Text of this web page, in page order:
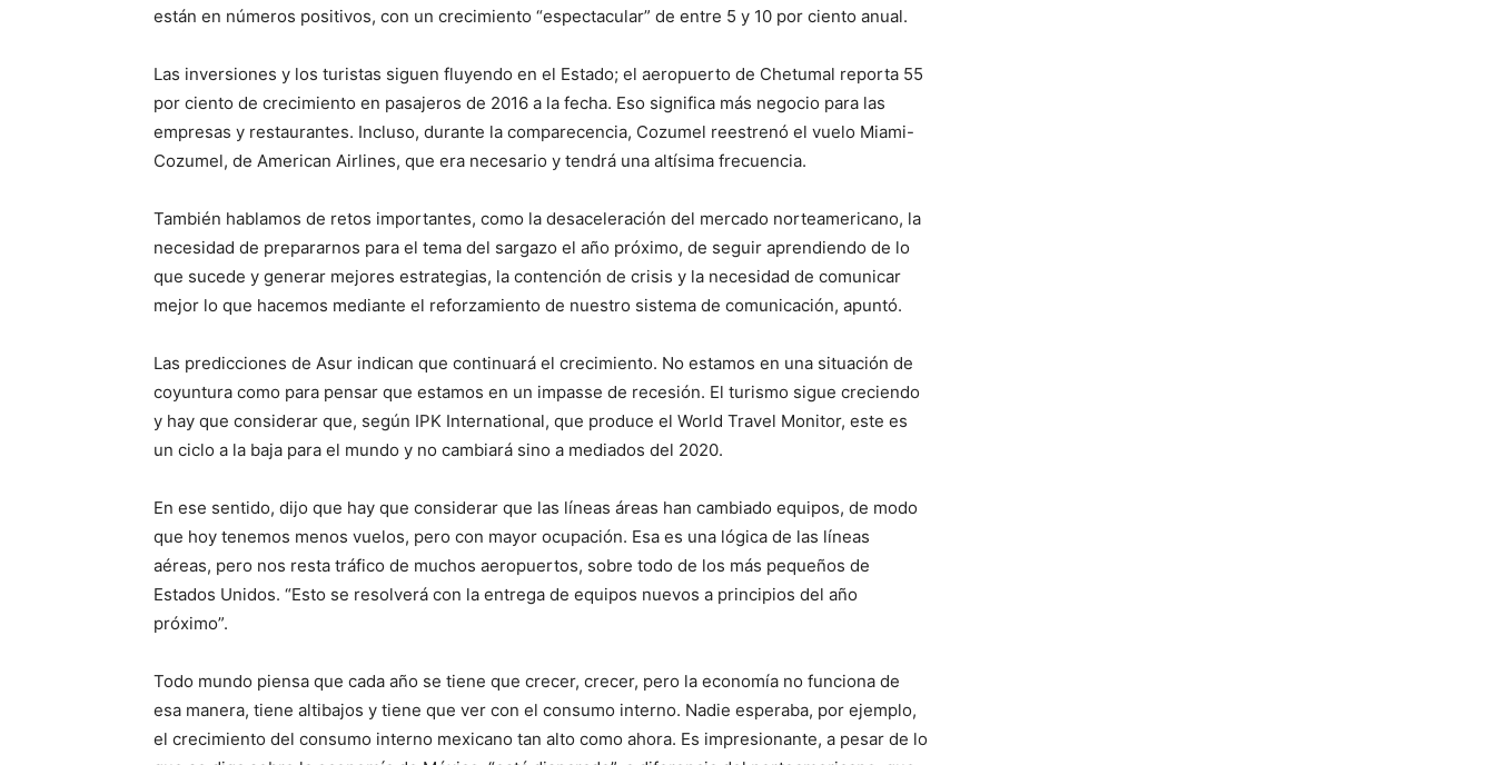
están en números positivos, con un crecimiento “espectacular” de entre 5 y 10 por ciento anual.
Las inversiones y los turistas siguen fluyendo en el Estado; el aeropuerto de Chetumal reporta 55
por ciento de crecimiento en pasajeros de 2016 a la fecha. Eso significa más negocio para las
empresas y restaurantes. Incluso, durante la comparecencia, Cozumel reestrenó el vuelo Miami-
Cozumel, de American Airlines, que era necesario y tendrá una altísima frecuencia.
También hablamos de retos importantes, como la desaceleración del mercado norteamericano, la
necesidad de prepararnos para el tema del sargazo el año próximo, de seguir aprendiendo de lo
que sucede y generar mejores estrategias, la contención de crisis y la necesidad de comunicar
mejor lo que hacemos mediante el reforzamiento de nuestro sistema de comunicación, apuntó.
Las predicciones de Asur indican que continuará el crecimiento. No estamos en una situación de
coyuntura como para pensar que estamos en un impasse de recesión. El turismo sigue creciendo
y hay que considerar que, según IPK International, que produce el World Travel Monitor, este es
un ciclo a la baja para el mundo y no cambiará sino a mediados del 2020.
En ese sentido, dijo que hay que considerar que las líneas áreas han cambiado equipos, de modo
que hoy tenemos menos vuelos, pero con mayor ocupación. Esa es una lógica de las líneas
aéreas, pero nos resta tráfico de muchos aeropuertos, sobre todo de los más pequeños de
Estados Unidos. “Esto se resolverá con la entrega de equipos nuevos a principios del año
próximo”.
Todo mundo piensa que cada año se tiene que crecer, crecer, pero la economía no funciona de
esa manera, tiene altibajos y tiene que ver con el consumo interno. Nadie esperaba, por ejemplo,
el crecimiento del consumo interno mexicano tan alto como ahora. Es impresionante, a pesar de lo